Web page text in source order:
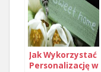
Jak Wykorzystać
Personalizację w